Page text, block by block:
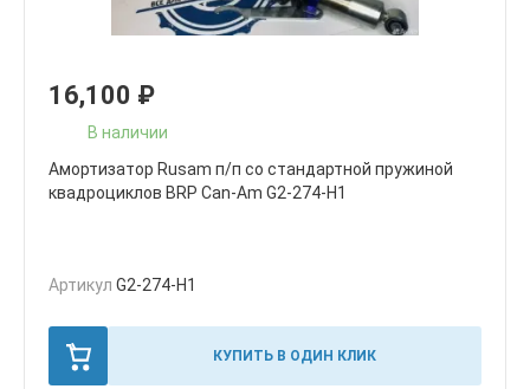
16,100 ₽
В наличии
Амортизатор Rusam п/п со стандартной пружиной
квадроциклов BRP Can-Am G2-274-Н1
Артикул G2-274-Н1
КУПИТЬ В ОДИН КЛИК